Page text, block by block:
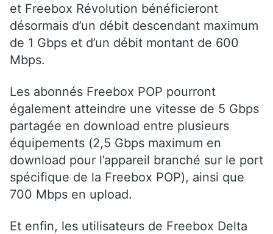
et Freebox Révolution bénéficieront
désormais d’un débit descendant maximum
de 1 Gbps et d’un débit montant de 600
Mbps.
Les abonnés Freebox POP pourront
également atteindre une vitesse de 5 Gbps
partagée en download entre plusieurs
équipements (2,5 Gbps maximum en
download pour l’appareil branché sur le port
spécifique de la Freebox POP), ainsi que
700 Mbps en upload.
Et enfin, les utilisateurs de Freebox Delta